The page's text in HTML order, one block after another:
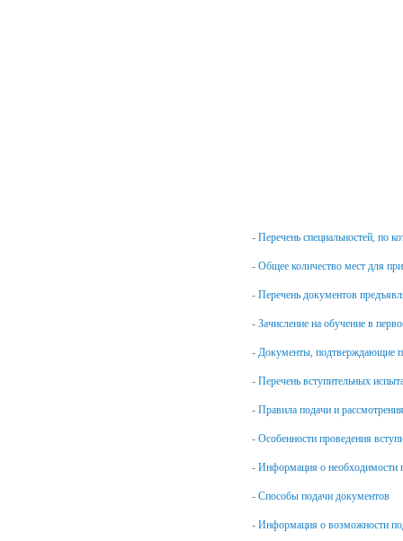
- Перечень специальностей, по
- Общее количество мест для
- Перечень документов
- Зачисление на обучение в
- Документы, подтверждающие
- Перечень вступительных
- Правила подачи и
- Особенности проведения
- Информация о необходимости
- Способы подачи документов
- Информация о возможности